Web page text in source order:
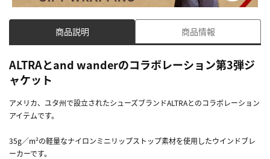
商品説明 商品情報
ALTRAとand wanderのコラボレーション第3弾ジ
ャケット
アメリカ、ユタ州で設立されたシューズブランドALTRAとのコラボレーション
アイテムです。
35g／m²の軽量なナイロンミニリップストップ素材を使用したウインドブレ
ーカーです。